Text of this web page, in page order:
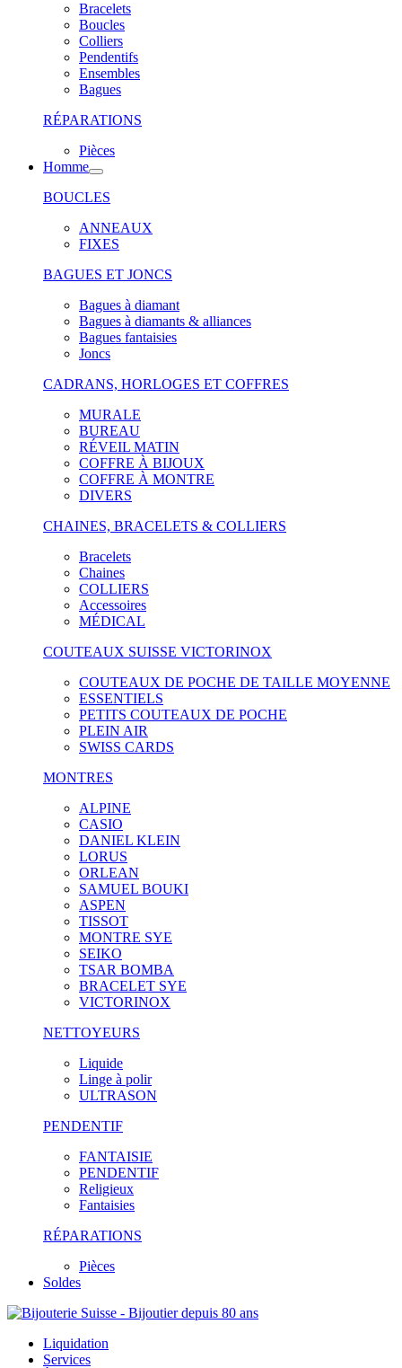
Bracelets
Boucles
Colliers
Pendentifs
Ensembles
Bagues
RÉPARATIONS
Pièces
Homme
BOUCLES
ANNEAUX
FIXES
BAGUES ET JONCS
Bagues à diamant
Bagues à diamants & alliances
Bagues fantaisies
Joncs
CADRANS, HORLOGES ET COFFRES
MURALE
BUREAU
RÉVEIL MATIN
COFFRE À BIJOUX
COFFRE À MONTRE
DIVERS
CHAINES, BRACELETS & COLLIERS
Bracelets
Chaines
COLLIERS
Accessoires
MÉDICAL
COUTEAUX SUISSE VICTORINOX
COUTEAUX DE POCHE DE TAILLE MOYENNE
ESSENTIELS
PETITS COUTEAUX DE POCHE
PLEIN AIR
SWISS CARDS
MONTRES
ALPINE
CASIO
DANIEL KLEIN
LORUS
ORLEAN
SAMUEL BOUKI
ASPEN
TISSOT
MONTRE SYE
SEIKO
TSAR BOMBA
BRACELET SYE
VICTORINOX
NETTOYEURS
Liquide
Linge à polir
ULTRASON
PENDENTIF
FANTAISIE
PENDENTIF
Religieux
Fantaisies
RÉPARATIONS
Pièces
Soldes
Liquidation
Services